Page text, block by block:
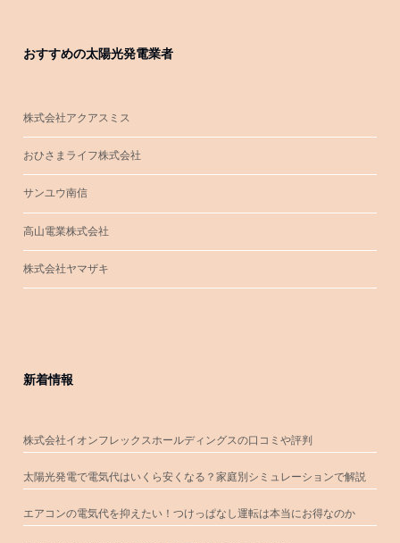
おすすめの太陽光発電業者
株式会社アクアスミス
おひさまライフ株式会社
サンユウ南信
高山電業株式会社
株式会社ヤマザキ
新着情報
株式会社イオンフレックスホールディングスの口コミや評判
太陽光発電で電気代はいくら安くなる？家庭別シミュレーションで解説
エアコンの電気代を抑えたい！つけっぱなし運転は本当にお得なのか